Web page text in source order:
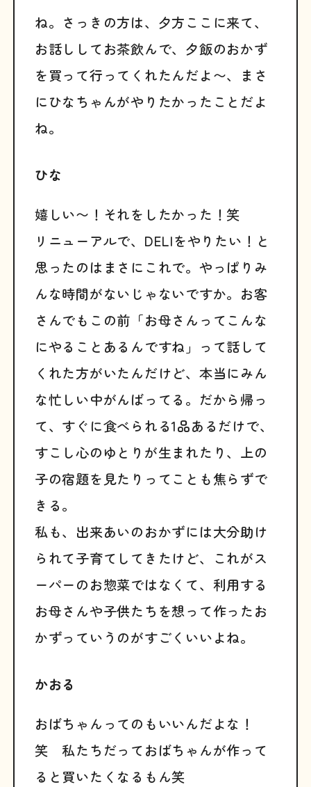
ね。さっきの方は、夕方ここに来て、
お話ししてお茶飲んで、夕飯のおかず
を買って行ってくれたんだよ〜、まさ
にひなちゃんがやりたかったことだよ
ね。
ひな
嬉しい〜！それをしたかった！笑
リニューアルで、DELIをやりたい！と
思ったのはまさにこれで。やっぱりみ
んな時間がないじゃないですか。お客
さんでもこの前「お母さんってこんな
にやることあるんですね」って話して
くれた方がいたんだけど、本当にみん
な忙しい中がんばってる。だから帰っ
て、すぐに食べられる1品あるだけで、
すこし心のゆとりが生まれたり、上の
子の宿題を見たりってことも焦らずで
きる。
私も、出来あいのおかずには大分助け
られて子育てしてきたけど、これがス
ーパーのお惣菜ではなくて、利用する
お母さんや子供たちを想って作ったお
かずっていうのがすごくいいよね。
かおる
おばちゃんってのもいいんだよな！
笑 私たちだっておばちゃんが作って
ると買いたくなるもん笑